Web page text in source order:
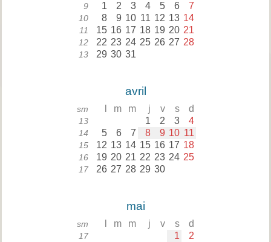
9 1 2 3 4 5 6 7
10 8 9 10 11 12 13 14
11 15 16 17 18 19 20 21
12 22 23 24 25 26 27 28
13 29 30 31
avril
sm m m j v s d
13 1 2 3 4
14 5 6 7 8 9 10 11
15 12 13 14 15 16 17 18
16 19 20 21 22 23 24 25
17 26 27 28 29 30
mai
sm m m j v s d
17 1 2